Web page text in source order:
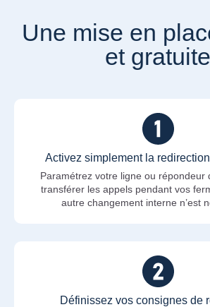
Une mise en
et gratuite
Activez simplement la redirection
Paramétrez votre ligne ou répondeur
transférer les appels pendant vos
autre changement interne n’est
Définissez vos consignes de